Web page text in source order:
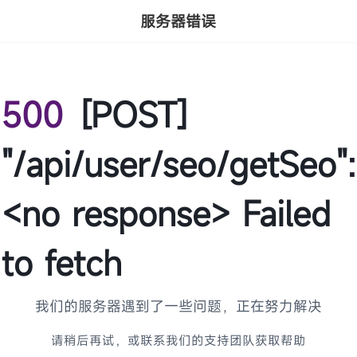
服务器错误
500 [POST]
"/api/user/seo/getSeo":
<no response> Failed
to fetch
我们的服务器遇到了一些问题，正在努力解决
请稍后再试，或联系我们的支持团队获取帮助